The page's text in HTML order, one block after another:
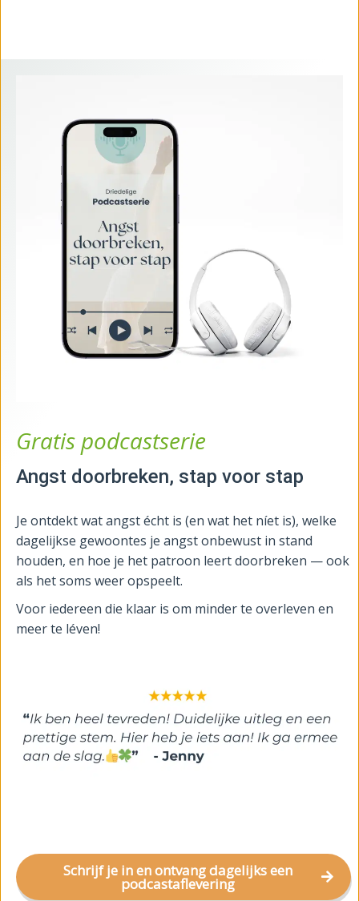
Gratis podcastserie
Angst doorbreken, stap voor stap
Je ontdekt wat angst écht is (en wat het níet is), welke
dagelijkse gewoontes je angst onbewust in stand
houden, en hoe je het patroon leert doorbreken — ook
als het soms weer opspeelt.
Voor iedereen die klaar is om minder te overleven en
meer te léven!
Schrijf je in en ontvang dagelijks een
podcastaflevering